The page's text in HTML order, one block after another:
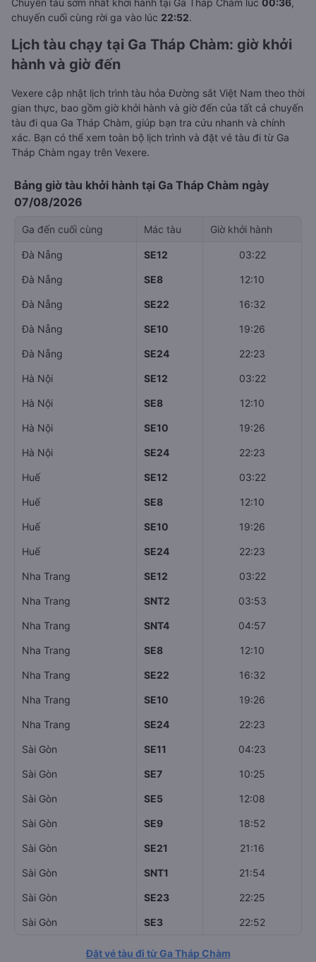
Chuyến tàu sớm nhất khởi hành tại Ga Tháp Chàm lúc 00:36,
chuyến cuối cùng rời ga vào lúc 22:52.
Lịch tàu chạy tại Ga Tháp Chàm: giờ khởi
hành và giờ đến
Vexere cập nhật lịch trình tàu hỏa Đường sắt Việt Nam theo thời
gian thực, bao gồm giờ khởi hành và giờ đến của tất cả chuyến
tàu đi qua Ga Tháp Chàm, giúp bạn tra cứu nhanh và chính
xác. Bạn có thể xem toàn bộ lịch trình và đặt vé tàu đi từ Ga
Tháp Chàm ngay trên Vexere.
Bảng giờ tàu khởi hành tại Ga Tháp Chàm ngày
07/08/2026
Ga đến cuối cùng Mác tàu Giờ khởi hành
Đà Nẵng SE12 03:22
Đà Nẵng SE8 12:10
Đà Nẵng SE22 16:32
Đà Nẵng SE10 19:26
Đà Nẵng SE24 22:23
Hà Nội SE12 03:22
Hà Nội SE8 12:10
Hà Nội SE10 19:26
Hà Nội SE24 22:23
Huế SE12 03:22
Huế SE8 12:10
Huế SE10 19:26
Huế SE24 22:23
Nha Trang SE12 03:22
Nha Trang SNT2 03:53
Nha Trang SNT4 04:57
Nha Trang SE8 12:10
Nha Trang SE22 16:32
Nha Trang SE10 19:26
Nha Trang SE24 22:23
Sài Gòn SE11 04:23
Sài Gòn SE7 10:25
Sài Gòn SE5 12:08
Sài Gòn SE9 18:52
Sài Gòn SE21 21:16
Sài Gòn SNT1 21:54
Sài Gòn SE23 22:25
Sài Gòn SE3 22:52
Đặt vé tàu đi từ Ga Tháp Chàm